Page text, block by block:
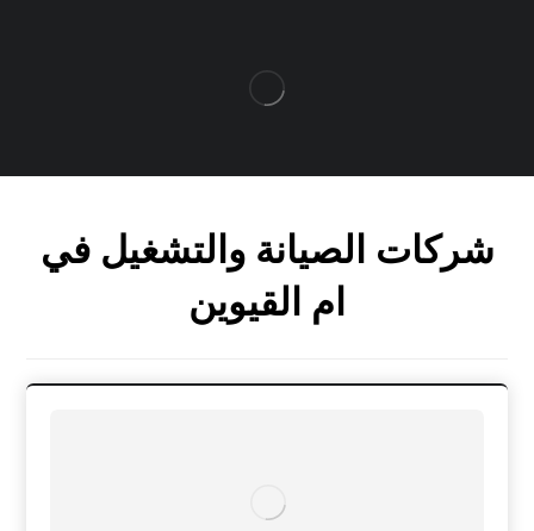
شركات الصيانة والتشغيل في
ام القيوين